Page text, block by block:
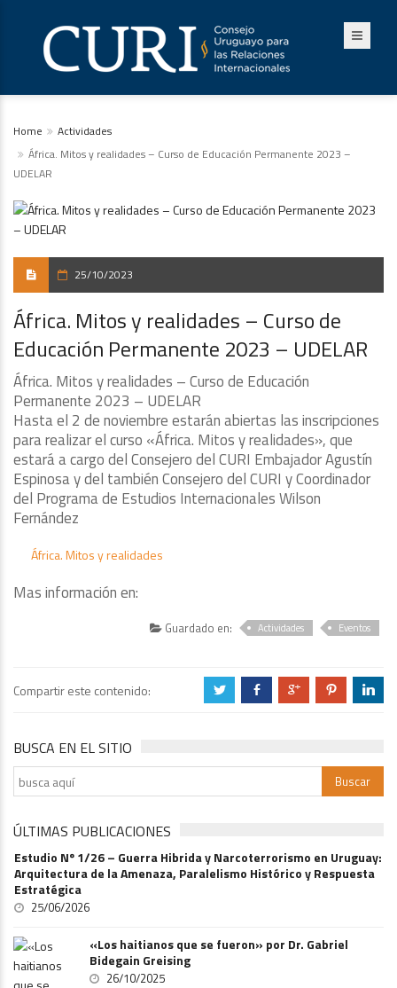
Home
Actividades
África. Mitos y realidades – Curso de Educación Permanente 2023 –
UDELAR
25/10/2023
África. Mitos y realidades – Curso de
Educación Permanente 2023 – UDELAR
África. Mitos y realidades – Curso de Educación
Permanente 2023 – UDELAR
Hasta el 2 de noviembre estarán abiertas las inscripciones
para realizar el curso «África. Mitos y realidades», que
estará a cargo del Consejero del CURI Embajador Agustín
Espinosa y del también Consejero del CURI y Coordinador
del Programa de Estudios Internacionales Wilson
Fernández
África. Mitos y realidades
Mas información en:
Guardado en: Actividades Eventos
Compartir este contenido: a b c d j
BUSCA EN EL SITIO
ÚLTIMAS PUBLICACIONES
Estudio Nº 1/26 – Guerra Hibrida y Narcoterrorismo en Uruguay:
Arquitectura de la Amenaza, Paralelismo Histórico y Respuesta
Estratégica
25/06/2026
«Los haitianos que se fueron» por Dr. Gabriel
Bidegain Greising
26/10/2025